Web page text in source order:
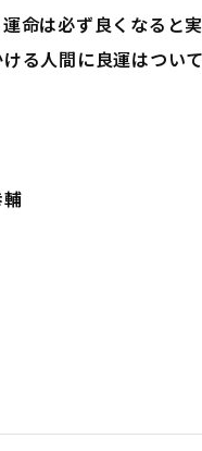
命は必ず良くなると実
る人間に良運はついて